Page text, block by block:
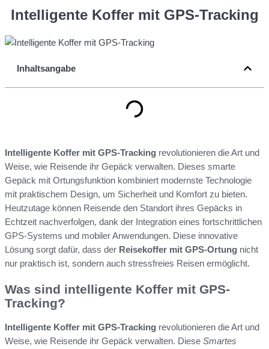
Intelligente Koffer mit GPS-Tracking
Inhaltsangabe
Intelligente Koffer mit GPS-Tracking revolutionieren die Art und
Weise, wie Reisende ihr Gepäck verwalten. Dieses smarte
Gepäck mit Ortungsfunktion kombiniert modernste Technologie
mit praktischem Design, um Sicherheit und Komfort zu bieten.
Heutzutage können Reisende den Standort ihres Gepäcks in
Echtzeit nachverfolgen, dank der Integration eines fortschrittlichen
GPS-Systems und mobiler Anwendungen. Diese innovative
Lösung sorgt dafür, dass der Reisekoffer mit GPS-Ortung nicht
nur praktisch ist, sondern auch stressfreies Reisen ermöglicht.
Was sind intelligente Koffer mit GPS-
Tracking?
Intelligente Koffer mit GPS-Tracking revolutionieren die Art und
Weise, wie Reisende ihr Gepäck verwalten. Diese Smartes